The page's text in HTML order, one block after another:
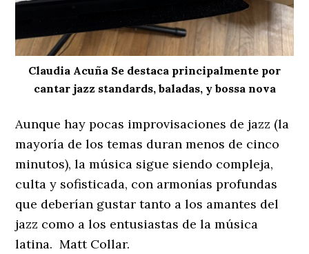
Claudia Acuña Se destaca principalmente por
cantar jazz standards, baladas, y bossa nova
Aunque hay pocas improvisaciones de jazz (la
mayoría de los temas duran menos de cinco
minutos), la música sigue siendo compleja,
culta y sofisticada, con armonías profundas
que deberían gustar tanto a los amantes del
jazz como a los entusiastas de la música
latina. Matt Collar.